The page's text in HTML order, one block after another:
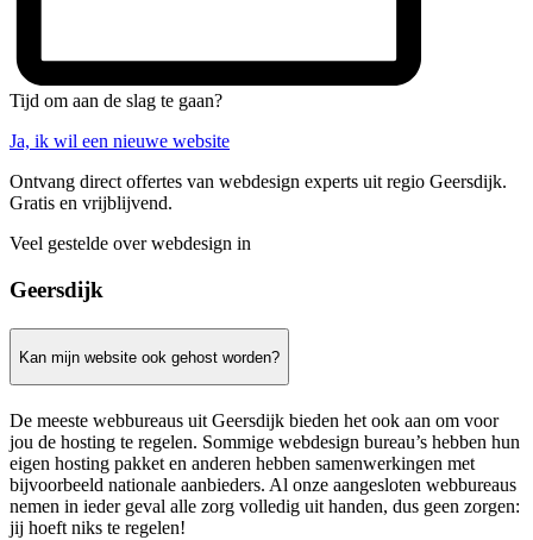
Tijd om aan de slag te gaan?
Ja, ik wil een nieuwe website
Ontvang direct offertes van webdesign experts uit regio Geersdijk.
Gratis en vrijblijvend.
Veel gestelde over webdesign in
Geersdijk
Kan mijn website ook gehost worden?
De meeste webbureaus uit Geersdijk bieden het ook aan om voor
jou de hosting te regelen. Sommige webdesign bureau’s hebben hun
eigen hosting pakket en anderen hebben samenwerkingen met
bijvoorbeeld nationale aanbieders. Al onze aangesloten webbureaus
nemen in ieder geval alle zorg volledig uit handen, dus geen zorgen:
jij hoeft niks te regelen!